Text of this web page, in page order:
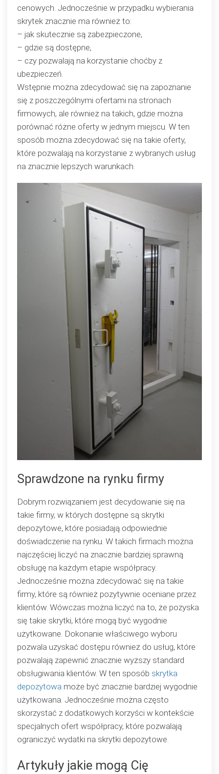
cenowych. Jednocześnie w przypadku wybierania
skrytek znacznie ma również to:
– jak skutecznie są zabezpieczone,
– gdzie są dostępne,
– czy pozwalają na korzystanie choćby z
ubezpieczeń.
Wstępnie można zdecydować się na zapoznanie
się z poszczególnymi ofertami na stronach
firmowych, ale również na takich, gdzie można
porównać różne oferty w jednym miejscu. W ten
sposób można zdecydować się na takie oferty,
które pozwalają na korzystanie z wybranych usług
na znacznie lepszych warunkach.
Sprawdzone na rynku firmy
Dobrym rozwiązaniem jest decydowanie się na
takie firmy, w których dostępne są skrytki
depozytowe, które posiadają odpowiednie
doświadczenie na rynku. W takich firmach można
najczęściej liczyć na znacznie bardziej sprawną
obsługę na każdym etapie współpracy.
Jednocześnie można zdecydować się na takie
firmy, które są również pozytywnie oceniane przez
klientów. Wówczas można liczyć na to, że pozyska
się takie skrytki, które mogą być wygodnie
użytkowane. Dokonanie właściwego wyboru
pozwala uzyskać dostępu również do usług, które
pozwalają zapewnić znacznie wyższy standard
obsługiwania klientów. W ten sposób skrytka
depozytowa może być znacznie bardziej wygodnie
użytkowana. Jednocześnie można często
skorzystać z dodatkowych korzyści w kontekście
specjalnych ofert współpracy, które pozwalają
ograniczyć wydatki na skrytki depozytowe.
Artykuły jakie mogą Cię